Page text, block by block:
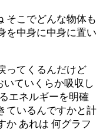
そこでどんな物体も
を中身に中身に置い
ってくるんだけど
ていくらか吸収し
エネルギーを明確
ているんですかと計
か あれは 何グラフ